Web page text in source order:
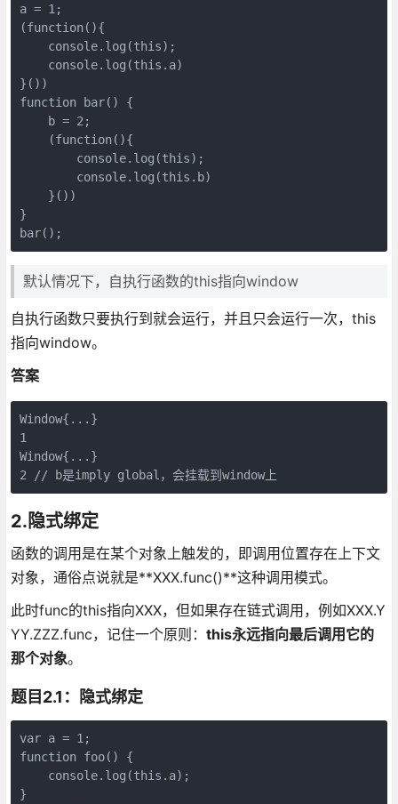
a = 1;
(function(){
    console.log(this);
    console.log(this.a)
}())
function bar() {
    b = 2;
    (function(){
        console.log(this);
        console.log(this.b)
    }())
}
默认情况下，自执行函数的this指向window
自执行函数只要执行到就会运行，并且只会运行一次，this
指向window。
答案
Window{...}
1
Window{...}
2.隐式绑定
函数的调用是在某个对象上触发的，即调用位置存在上下文
对象，通俗点说就是**XXX.func()**这种调用模式。
此时func的this指向XXX，但如果存在链式调用，例如XXX.Y
YY.ZZZ.func，记住一个原则： this永远指向最后调用它的
那个对象。
题目2.1：隐式绑定
var a = 1;
function foo() {
    console.log(this.a);
}